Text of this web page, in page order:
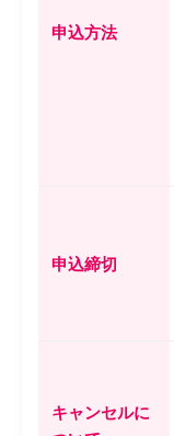
申込方法
申込締切
キャンセルに